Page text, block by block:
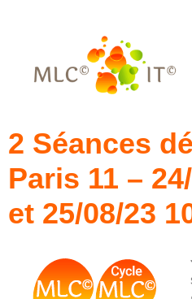
2 Séances
Paris 11 –
et 25/08/23